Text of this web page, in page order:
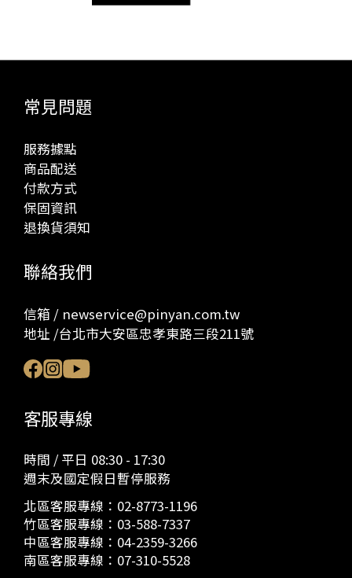
常見問題
服務據點
商品配送
付款方式
保固資訊
退換貨須知
聯絡我們
信箱 / newservice@pinyan.com.tw
地址 /台北市大安區忠孝東路三段211號
客服專線
時間 / 平日 08:30 - 17:30
週末及國定假日暫停服務
北區客服專線： 02-8773-1196
竹區客服專線： 03-588-7337
中區客服專線： 04-2359-3266
南區客服專線： 07-310-5528